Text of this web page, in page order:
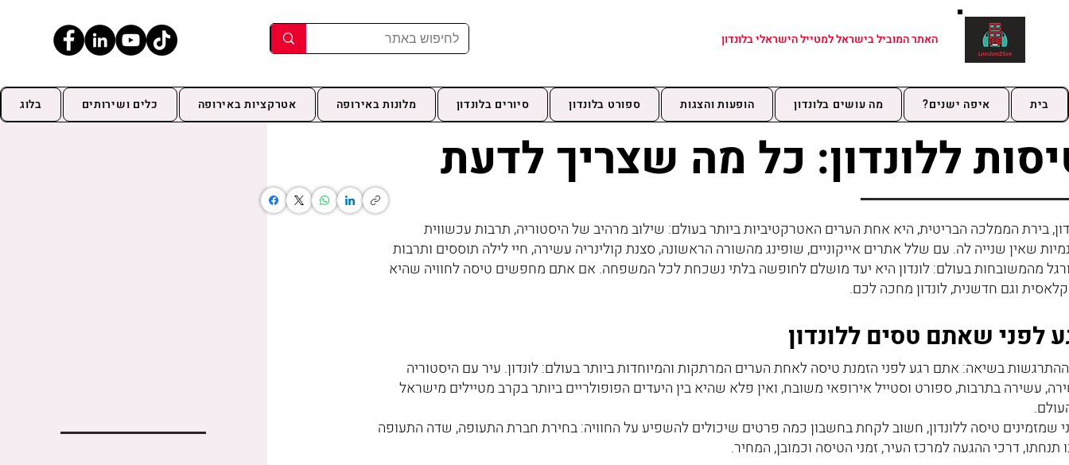
האתר המוביל בישראל למטייל הישראלי בלונדון
בית איפה ישנים? מה עושים בלונדון הופעות והצגות ספורט בלונדון סיורים בלונדון מלונות באירופה אטרקציות באירופה כלים ושירותים בלוג
ללונדון: כל מה שצריך לדעת
בירת הממלכה הבריטית, היא אחת הערים האטרקטיביות ביותר בעולם: שילוב מרהיב של היסטוריה, תרבות עכשווית
שאין שנייה לה. עם שלל אתרים אייקוניים, שופינג מהשורה הראשונה, סצנת קולינריה עשירה, חיי לילה תוססים ותרבות
מהמשובחות בעולם: לונדון היא יעד מושלם לחופשה בלתי נשכחת לכל המשפחה. אם אתם מחפשים טיסה לחוויה שהיא
וגם חדשנית, לונדון מחכה לכם.
לפני שאתם טסים ללונדון
בשיאה: אתם רגע לפני הזמנת טיסה לאחת הערים המרתקות והמיוחדות ביותר בעולם: לונדון. עיר עם היסטוריה
עשירה בתרבות, ספורט וסטייל אירופאי משובח, ואין פלא שהיא בין היעדים הפופולריים ביותר בקרב מטיילים מישראל
שמזמינים טיסה ללונדון, חשוב לקחת בחשבון כמה פרטים שיכולים להשפיע על החוויה: בחירת חברת התעופה, שדה התעופה
תנחתו, דרכי ההגעה למרכז העיר, זמני הטיסה וכמובן, המחיר.